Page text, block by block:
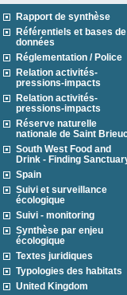
Rapport de synthèse
Référentiels et bases de
données
Réglementation / Police
Relation activités-
pressions-impacts
Relation activités-
pressions-impacts
Réserve naturelle
nationale de Saint
South West Food and
Drink - Finding
Spain
Suivi et surveillance
écologique
Suivi - monitoring
Synthèse par enjeu
écologique
Textes juridiques
Typologies des habitats
United Kingdom